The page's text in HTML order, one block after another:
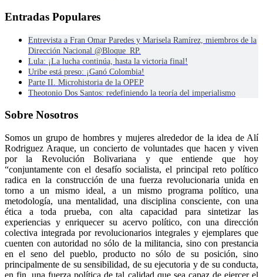
Entradas Populares
Entrevista a Fran Omar Paredes y Marisela Ramírez, miembros de la
Dirección Nacional @Bloque_RP.
Lula: ¡La lucha continúa, hasta la victoria final!
Uribe está preso: ¡Ganó Colombia!
Parte II. Microhistoria de la OPEP
Theotonio Dos Santos: redefiniendo la teoría del imperialismo
Sobre Nosotros
Somos un grupo de hombres y mujeres alrededor de la idea de Alí
Rodriguez Araque, un concierto de voluntades que hacen y viven
por la Revolución Bolivariana y que entiende que hoy
“conjuntamente con el desafío socialista, el principal reto político
radica en la construcción de una fuerza revolucionaria unida en
torno a un mismo ideal, a un mismo programa político, una
metodología, una mentalidad, una disciplina consciente, con una
ética a toda prueba, con alta capacidad para sintetizar las
experiencias y enriquecer su acervo político, con una dirección
colectiva integrada por revolucionarios integrales y ejemplares que
cuenten con autoridad no sólo de la militancia, sino con prestancia
en el seno del pueblo, producto no sólo de su posición, sino
principalmente de su sensibilidad, de su ejecutoria y de su conducta,